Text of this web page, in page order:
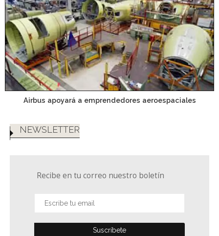
Airbus apoyará a emprendedores aeroespaciales
NEWSLETTER
Recibe en tu correo nuestro boletín